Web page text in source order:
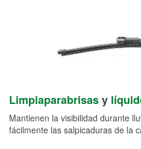
Limpiaparabrisasy
Mantienen la visibilidad durante
fácilmente las salpicaduras de la